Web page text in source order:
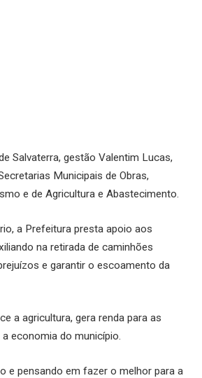
Salvaterra, gestão Valentim Lucas,
Municipais de Obras,
e de Agricultura e Abastecimento.
a Prefeitura presta apoio aos
na retirada de caminhões
e garantir o escoamento da
a agricultura, gera renda para as
economia do município.
e pensando em fazer o melhor para a